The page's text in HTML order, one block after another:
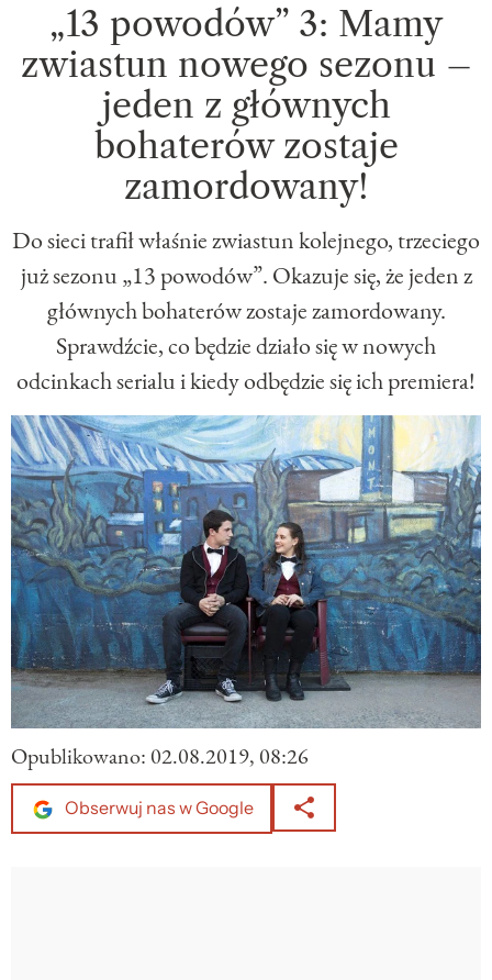
„13 powodów” 3: Mamy
zwiastun nowego sezonu –
jeden z głównych
bohaterów zostaje
zamordowany!
Do sieci trafił właśnie zwiastun kolejnego, trzeciego
już sezonu „13 powodów”. Okazuje się, że jeden z
głównych bohaterów zostaje zamordowany.
Sprawdźcie, co będzie działo się w nowych
odcinkach serialu i kiedy odbędzie się ich premiera!
Opublikowano: 02.08.2019, 08:26
Obserwuj nas w Google